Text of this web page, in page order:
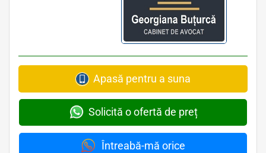
Apasă pentru a suna
Solicită o ofertă de preț
Întreabă-mă orice